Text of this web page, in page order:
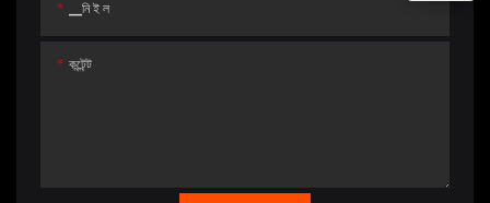
▁নি ই ল
কন্টেন্ট